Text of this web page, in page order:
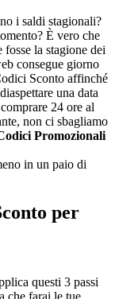
i saldi stagionali?
È vero che
fosse la stagione dei
consegue giorno
Sconto affinché
una data
24 ore al
non ci sbagliamo
Promozionali
in un paio di
per
questi 3 passi
che farai le tue